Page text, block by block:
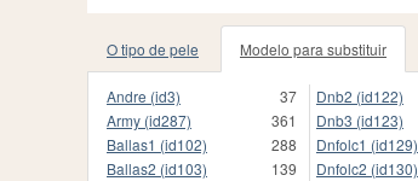
O tipo de pele Modelo para substituir
Andre (id3)
37
Army (id287)
361
Ballas1 (id102)
288
Ballas2 (id103)
139
Dnb2 (id122)
Dnb3 (id123)
Dnfolc1 (id129)
Dnfolc2 (id130)